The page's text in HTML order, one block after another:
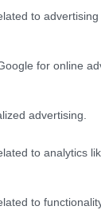
to
for online
advertising.
to analytics
to